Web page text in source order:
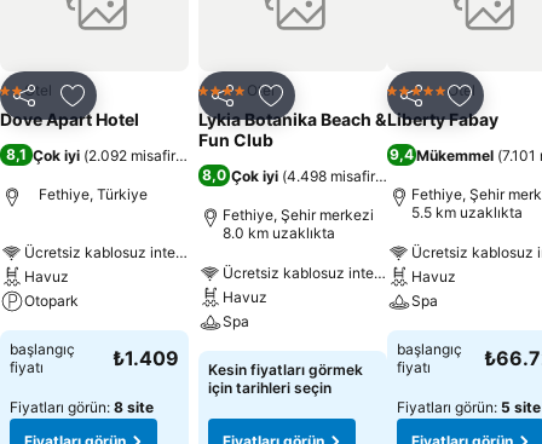
Paylaş Favorilerime ekle
2 Yıldız
Otel
Dove Apart Hotel
8,1 Çok iyi (2.092 misafir puanı
Fethiye, Türkiye
Ücretsiz kablosuz internet
Havuz
Otopark
başlangıç
fiyatı
₺1.409
Fiyatları görün: 8 site
Paylaş Favorilerime ekle
4 Yıldız Otel
Lykia Botanika Beach &
Fun Club
8,0 Çok iyi (4.498 misafir puanı
Fethiye, Şehir merkezi
8.0 km uzaklıkta
Ücretsiz kablosuz internet
Havuz
Spa
Kesin fiyatları görmek
için tarihleri seçin
Paylaş
5 Yıldız Otel
Liberty Fabay
9,4Mükemmel (7.101
Fethiye, Şehir
5.5 km uzaklıkta
Ücretsiz kablosuz
Havuz
Spa
başlangıç
fiyatı
Fiyatları görün: 5 site